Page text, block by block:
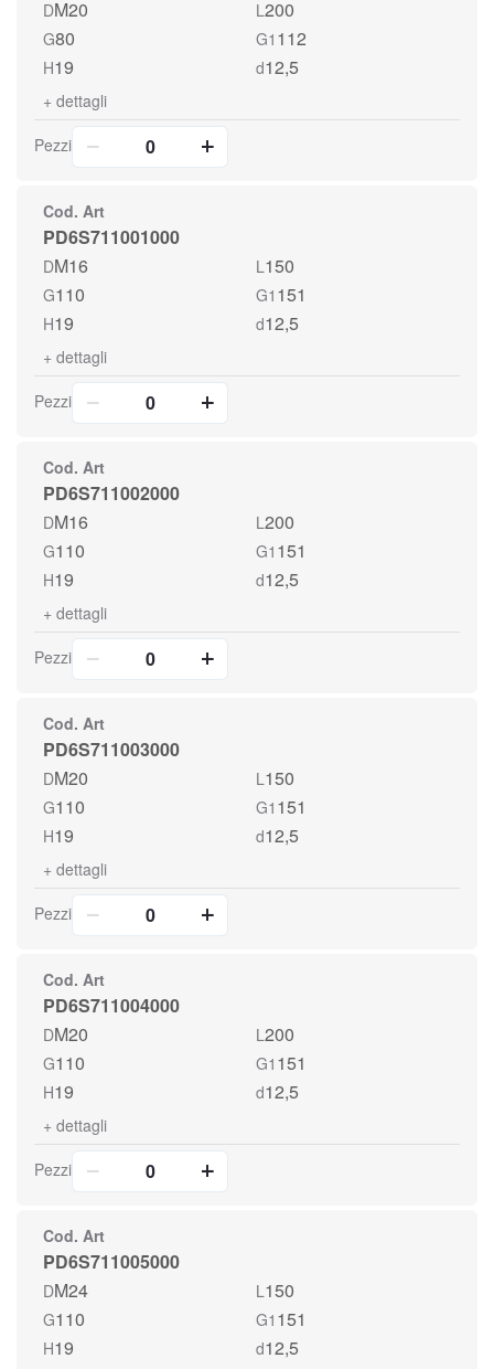
DM20 L200
G80 G1 112
H19 d12,5
+ dettagli
Pezzi
Cod. Art
PD6S711001000
DM16 L150
G110 G1 151
H19 d12,5
+ dettagli
Pezzi
Cod. Art
PD6S711002000
DM16 L200
G110 G1 151
H19 d12,5
+ dettagli
Pezzi
Cod. Art
PD6S711003000
DM20 L150
G110 G1 151
H19 d12,5
+ dettagli
Pezzi
Cod. Art
PD6S711004000
DM20 L200
G110 G1 151
H19 d12,5
+ dettagli
Pezzi
Cod. Art
PD6S711005000
DM24 L150
G110 G1 151
H19 d12,5